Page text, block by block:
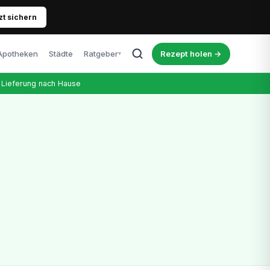
sichern
Städte Ratgeber▾ Rezept holen →
Lieferung nach Hause